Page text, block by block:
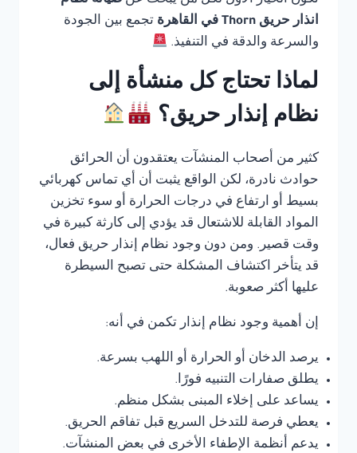
انذار حريق Thorn في القاهرة
تجمع بين الجودة
والسرعة والدقة في التنفيذ.
لماذا تحتاج كل منشأة إلى
نظام إنذار حريق؟
كثير من أصحاب المنشآت يعتقدون أن الحرائق
حوادث نادرة، لكن الواقع يثبت أن أي تماس كهربائي
بسيط أو ارتفاع في درجات الحرارة أو سوء تخزين
المواد القابلة للاشتعال قد يؤدي إلى كارثة كبيرة في
وقت قصير. ومن دون وجود نظام إنذار حريق فعال،
قد يتأخر اكتشاف المشكلة حتى تصبح السيطرة
عليها أكثر صعوبة.
إن أهمية وجود نظام إنذار تكمن في أنه:
يرصد الدخان أو الحرارة أو اللهب بسرعة.
يطلق صفارات التنبيه فورًا.
يساعد على إخلاء المبنى بشكل منظم.
يعطي فرصة للتدخل السريع قبل تفاقم الحريق.
يدعم أنظمة الإطفاء الأخرى في بعض المنشآت.